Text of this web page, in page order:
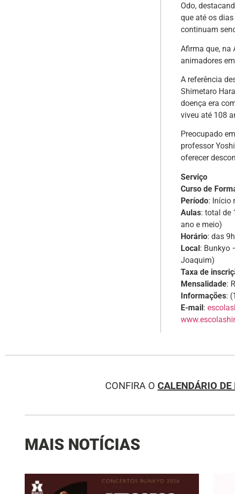
Odo,
que até os
continuam
Afirma que, na
animadores
A referência
Shimetaro
doença era
viveu até 108
Preocupado
professor
oferecer
Serviço
Curso de
Período: Início
Aulas: total de
ano e meio)
Horário: das
Local: Bunkyo
Joaquim)
Taxa de
Mensalidade:
Informações:
E-mail:
CONFIRA O CALENDÁRIO DE
MAIS NOTÍCIAS